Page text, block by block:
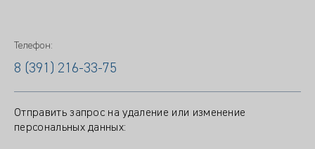
Телефон:
8 (391) 216-33-75
Отправить запрос на удаление или изменение
персональных данных: